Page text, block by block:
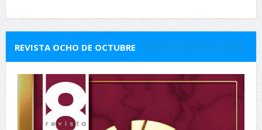
REVISTA OCHO DE OCTUBRE